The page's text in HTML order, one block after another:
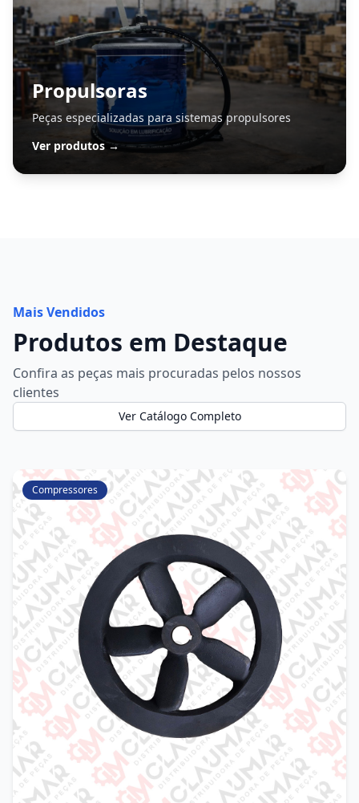
Propulsoras
Peças especializadas para sistemas propulsores
Ver produtos →
Mais Vendidos
Produtos em Destaque
Confira as peças mais procuradas pelos nossos
clientes
Ver Catálogo Completo
Compressores